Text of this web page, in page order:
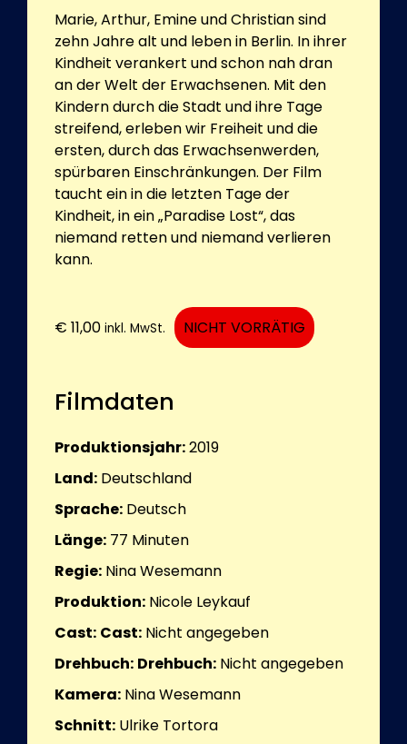
Marie, Arthur, Emine und Christian sind
zehn Jahre alt und leben in Berlin. In ihrer
Kindheit verankert und schon nah dran
an der Welt der Erwachsenen. Mit den
Kindern durch die Stadt und ihre Tage
streifend, erleben wir Freiheit und die
ersten, durch das Erwachsenwerden,
spürbaren Einschränkungen. Der Film
taucht ein in die letzten Tage der
Kindheit, in ein „Paradise Lost“, das
niemand retten und niemand verlieren
kann.
€ 11,00 inkl. MwSt. NICHT VORRÄTIG
Filmdaten
Produktionsjahr:2019
Land: Deutschland
Sprache: Deutsch
Länge: 77 Minuten
Regie: Nina Wesemann
Produktion: Nicole Leykauf
Cast: Cast: Nicht angegeben
Drehbuch: Drehbuch: Nicht angegeben
Kamera: Nina Wesemann
Schnitt: Ulrike Tortora